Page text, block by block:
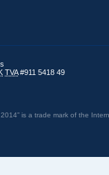
TVA#911 5418 49
is a trade mark of the